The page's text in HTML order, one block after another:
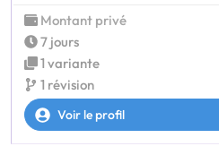
Montant privé
7 jours
1 variante
1 révision
Voir le profil